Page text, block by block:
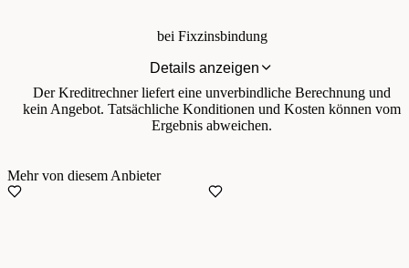
bei Fixzinsbindung
Details anzeigen
Der Kreditrechner liefert eine unverbindliche Berechnung und
kein Angebot. Tatsächliche Konditionen und Kosten können vom
Ergebnis abweichen.
Mehr von diesem Anbieter